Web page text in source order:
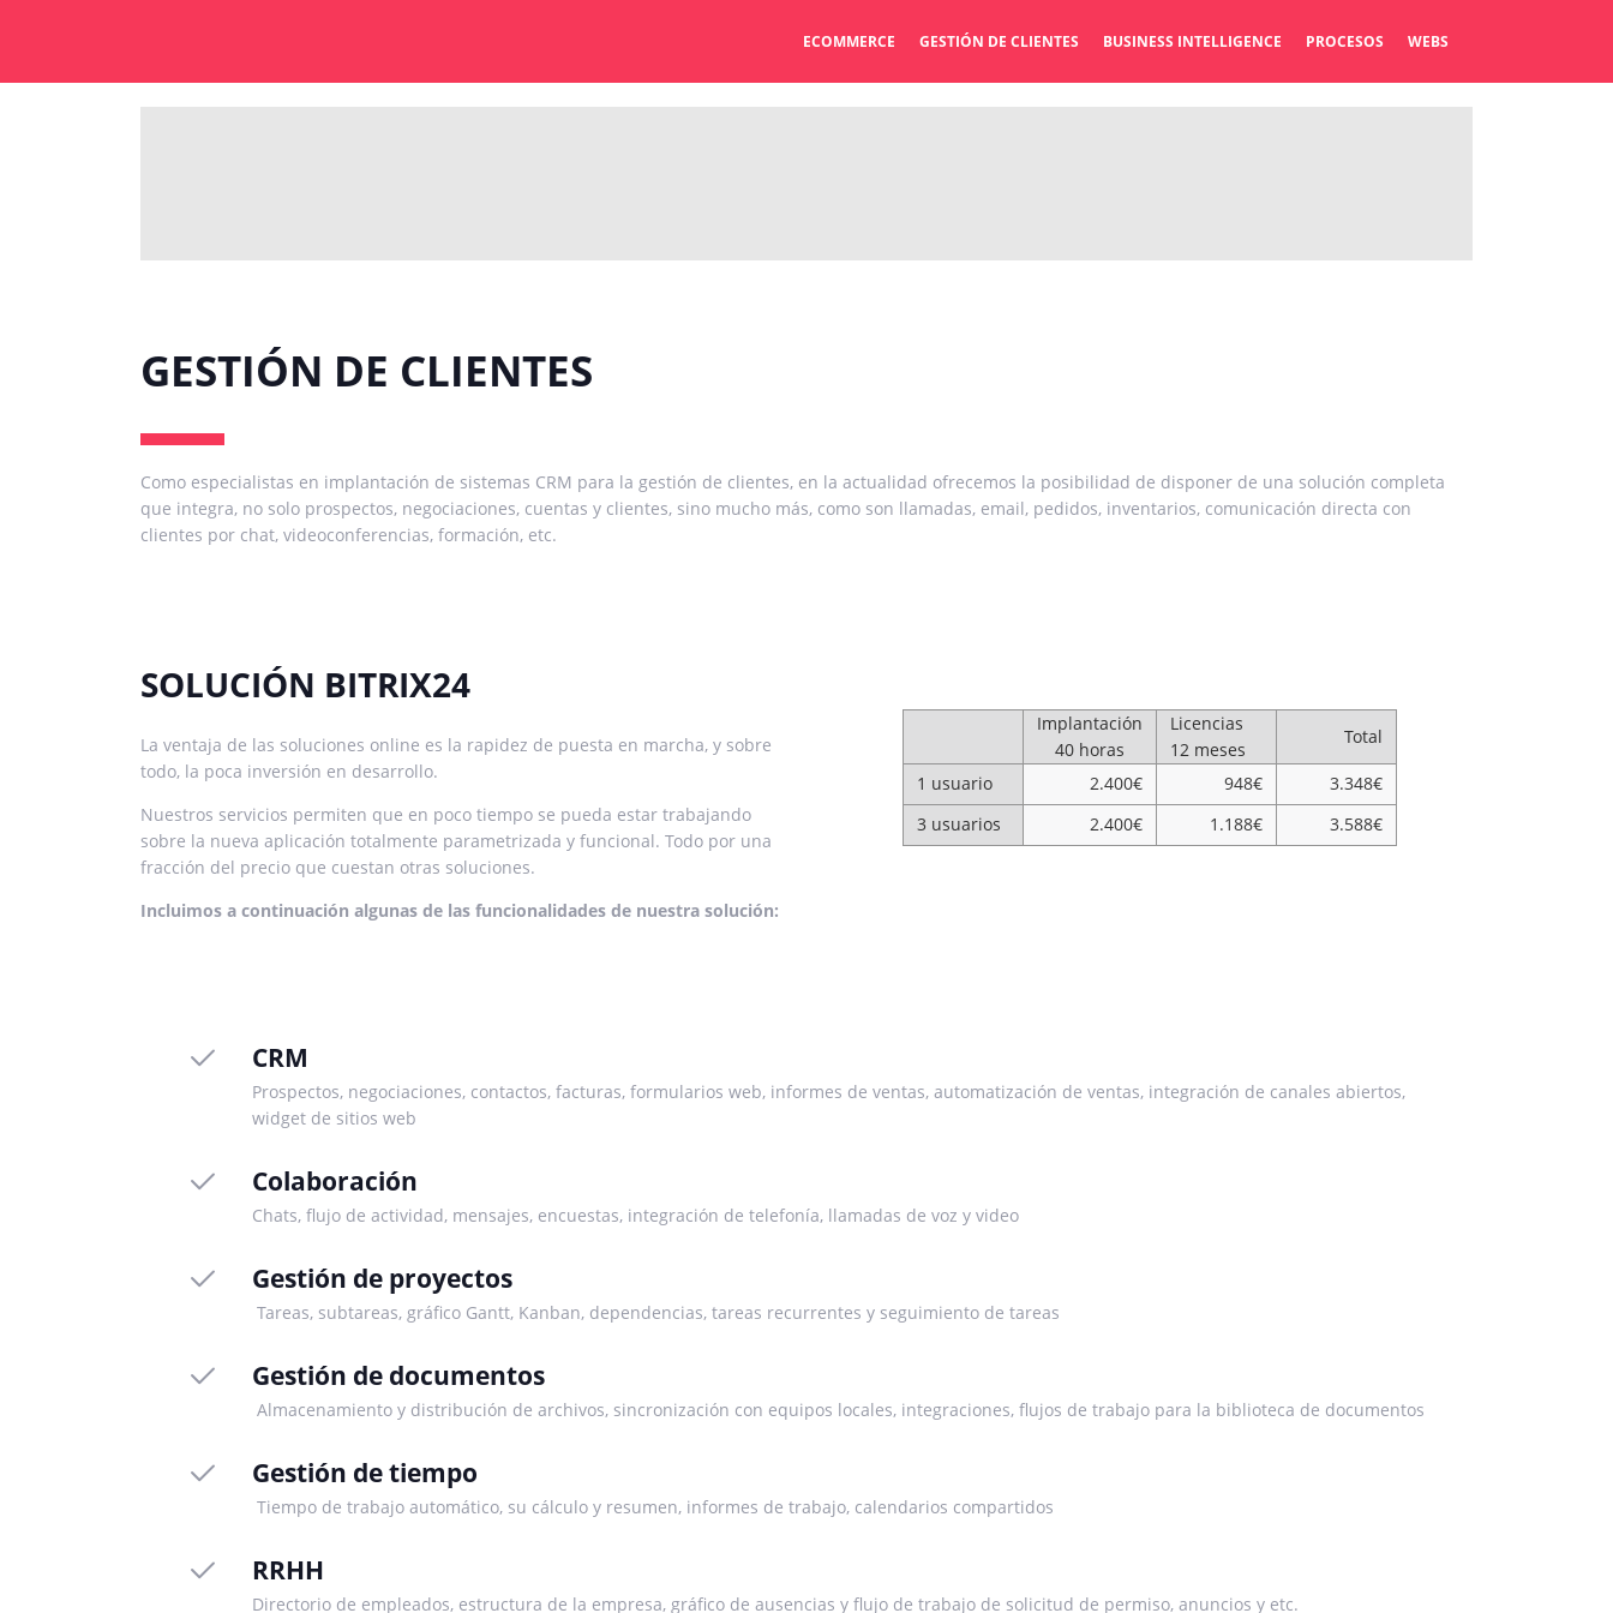
ECOMMERCE GESTIÓN DE CLIENTES BUSINESS INTELLIGENCE PROCESOS WEBS
GESTIÓN DE CLIENTES
Como especialistas en implantación de sistemas CRM para la gestión de clientes, en la actualidad ofrecemos la posibilidad de disponer de una solución completa
que integra, no solo prospectos, negociaciones, cuentas y clientes, sino mucho más, como son llamadas, email, pedidos, inventarios, comunicación directa con
clientes por chat, videoconferencias, formación, etc.
SOLUCIÓN BITRIX24
La ventaja de las soluciones online es la rapidez de puesta en marcha, y sobre
todo, la poca inversión en desarrollo.
Nuestros servicios permiten que en poco tiempo se pueda estar trabajando
sobre la nueva aplicación totalmente parametrizada y funcional. Todo por una
fracción del precio que cuestan otras soluciones.
Incluimos a continuación algunas de las funcionalidades de nuestra solución:
Implantación
40 horas
Licencias
12 meses
Total
1 usuario 2.400€ 948€
3.348€
3 usuarios
2.400€ 1.188€ 3.588€
CRM
Prospectos, negociaciones, contactos, facturas, formularios web, informes de ventas, automatización de ventas, integración de canales abiertos,
widget de sitios web
Colaboración
Chats, flujo de actividad, mensajes, encuestas, integración de telefonía, llamadas de voz y video
Gestión de proyectos
Tareas, subtareas, gráfico Gantt, Kanban, dependencias, tareas recurrentes y seguimiento de tareas
Gestión de documentos
Almacenamiento y distribución de archivos, sincronización con equipos locales, integraciones, flujos de trabajo para la biblioteca de documentos
Gestión de tiempo
Tiempo de trabajo automático, su cálculo y resumen, informes de trabajo, calendarios compartidos
RRHH
Directorio de empleados, estructura de la empresa, gráfico de ausencias y flujo de trabajo de solicitud de permiso, anuncios y etc.